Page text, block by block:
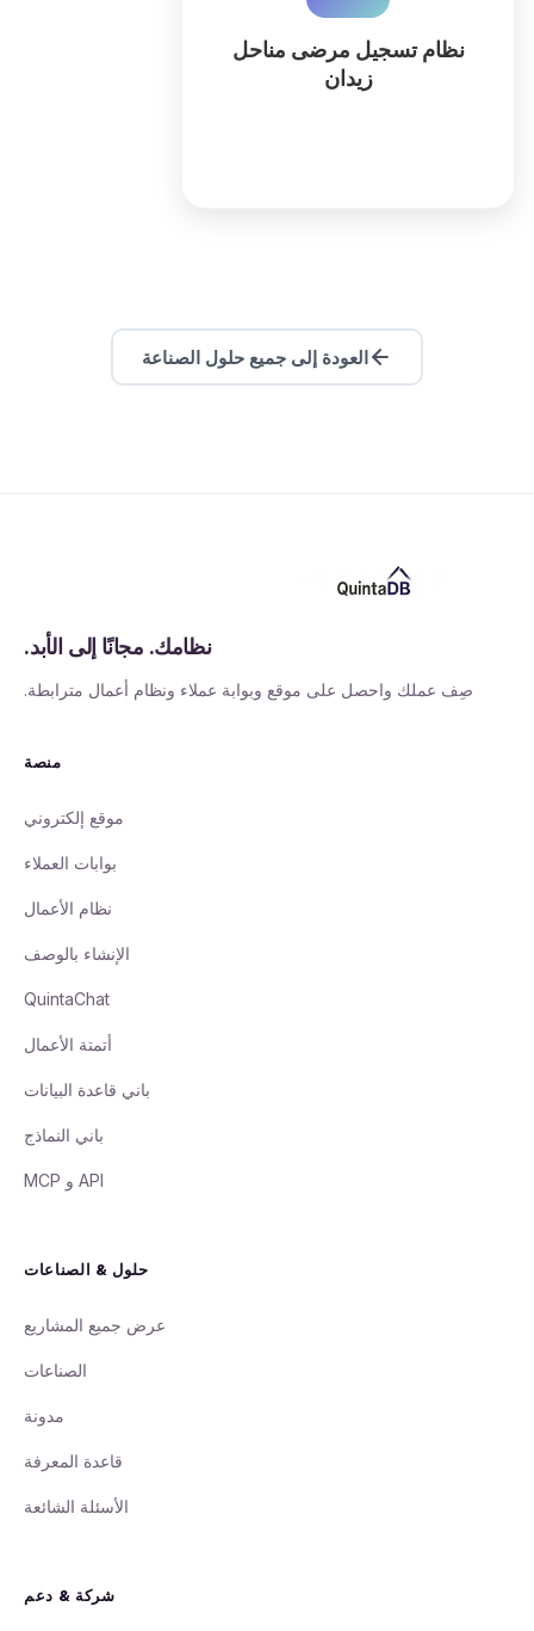
نظام تسجيل مرضى مناحل
زيدان
كثر
العودة إلى جميع حلول الصناعة
نظامك. مجانًا إلى الأبد.
صِف عملك واحصل على موقع وبوابة عملاء ونظام أعمال مترابطة.
منصة
موقع إلكتروني
بوابات العملاء
نظام الأعمال
الإنشاء بالوصف
QuintaChat
أتمتة الأعمال
باني قاعدة البيانات
باني النماذج
API و MCP
حلول & الصناعات
عرض جميع المشاريع
الصناعات
مدونة
قاعدة المعرفة
الأسئلة الشائعة
شركة & دعم